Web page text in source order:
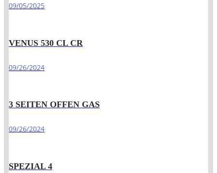
09/05/2025
VENUS 530 CL CR
09/26/2024
3 SEITEN OFFEN GAS
09/26/2024
SPEZIAL 4